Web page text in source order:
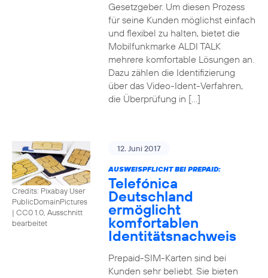
Gesetzgeber. Um diesen Prozess
für seine Kunden möglichst einfach
und flexibel zu halten, bietet die
Mobilfunkmarke ALDI TALK
mehrere komfortable Lösungen an.
Dazu zählen die Identifizierung
über das Video-Ident-Verfahren,
die Überprüfung in […]
Credits: Pixabay User
PublicDomainPictures
| CC0 1.0, Ausschnitt
bearbeitet
12. Juni 2017
AUSWEISPFLICHT BEI PREPAID:
Telefónica
Deutschland
ermöglicht
komfortablen
Identitätsnachweis
Prepaid-SIM-Karten sind bei
Kunden sehr beliebt. Sie bieten